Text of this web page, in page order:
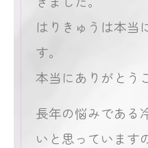
はりきゅうは本当
す。
本当にありがとう
長年の悩みである
いと思っています